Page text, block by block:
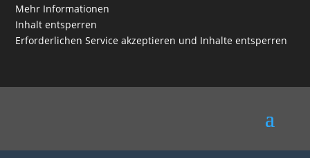
Mehr Informationen
Inhalt entsperren
Erforderlichen Service akzeptieren und Inhalte entsperren